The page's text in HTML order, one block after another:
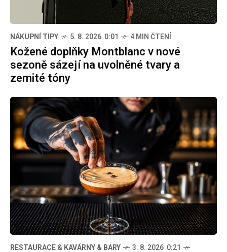
NÁKUPNÍ TIPY 5. 8. 2026 0:01 4 MIN ČTENÍ
Kožené doplňky Montblanc v nové
sezoně sázejí na uvolněné tvary a
zemité tóny
RESTAURACE & KAVÁRNY & BARY 3. 8. 2026 0:21